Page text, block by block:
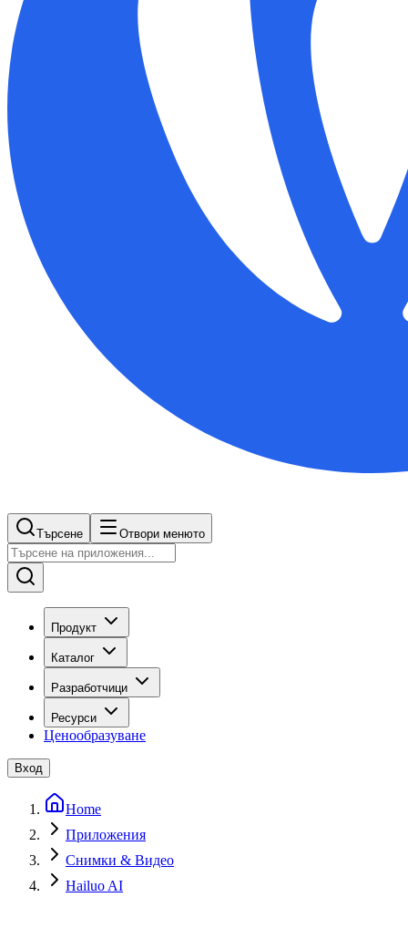
Търсене Отвори менюто
Продукт
Каталог
Разработчици
Ресурси
Ценообразуване
Вход
Home
Приложения
Снимки & Видео
Hailuo AI